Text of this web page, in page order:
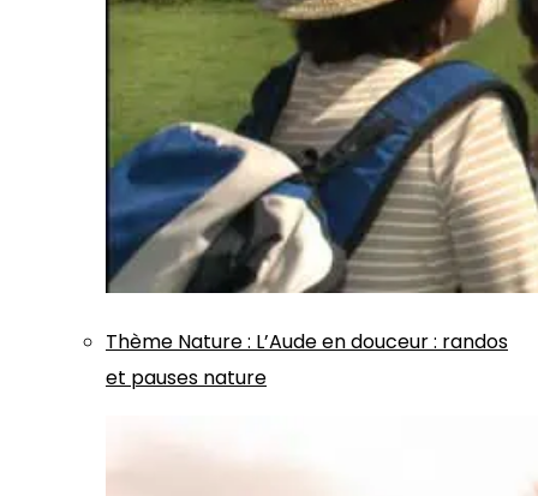
Thème Nature: L’Aude en douceur : randos
et pauses nature